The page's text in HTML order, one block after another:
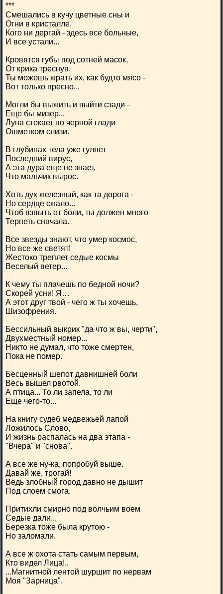
***
Смешались в кучу цветные сны и
Огни в кристалле.
Кого ни дергай - здесь все больные,
И все устали...
Кровятся губы под сотней масок,
От крика треснув.
Ты можешь жрать их, как будто мясо -
Вот только пресно...
Могли бы выжить и выйти сзади -
Еще бы мизер...
Луна стекает по черной глади
Ошметком слизи.
В глубинах тела уже гуляет
Последний вирус,
А эта дура еще не знает,
Что мальчик вырос.
Хоть дух железный, как та дорога -
Но сердце сжало...
Чтоб взвыть от боли, ты должен много
Терпеть сначала.
Все звезды знают, что умер космос,
Но все же светят!
Жестоко треплет седые космы
Веселый ветер...
К чему ты плачешь по бедной ночи?
Скорей усни! Я…
А этот друг твой - чего ж ты хочешь,
Шизофрения.
Бессильный выкрик "да что ж вы, черти",
Двухместный номер...
Никто не думал, что тоже смертен,
Пока не помер.
Бесценный шепот давнишней боли
Весь вышел рвотой.
А птица... То ли запела, то ли
Еще чего-то...
На книгу судеб медвежьей лапой
Ложилось Слово,
И жизнь распалась на два этапа -
"Вчера" и "снова".
А все же ну-ка, попробуй выше.
Давай же, трогай!
Ведь злобный город давно не дышит
Под слоем смога.
Притихли смирно под волчьим воем
Седые дали...
Березка тоже была крутою -
Но заломали.
А все ж охота стать самым первым,
Кто видел Лица!..
...Магнитной лентой шуршит по нервам
Моя "Зарница".